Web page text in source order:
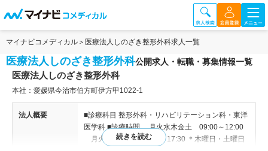
マイナビコメディカル 医療法人しのざき整形外科求人一覧
医療法人しのざき整形外科公開求人・転職・募集情報一覧
医療法人しのざき整形外科
本社：愛媛県今治市伯方町伊方甲1022-1
法人概要
■診療科目 整形外科・リハビリテーション科・東洋
医学科 ■診療時間 月火水木金土 09:00～12:00
月火水金 14:00～17:30 ＊木曜日・土曜日